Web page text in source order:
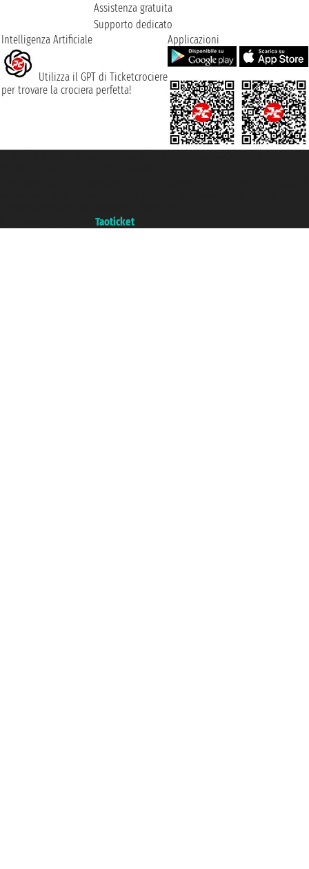
Assistenza gratuita
Supporto dedicato
Intelligenza Artificiale
Utilizza il GPT di Ticketcrociere
per trovare la crociera perfetta!
Applicazioni
Taoticket